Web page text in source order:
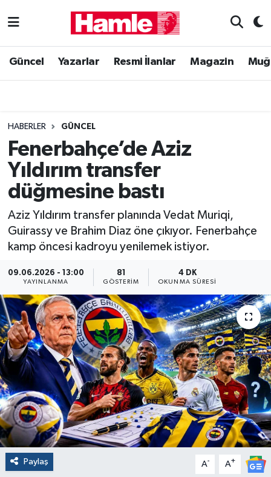
Güncel Yazarlar Resmi İlanlar Magazin
HABERLER GÜNCEL
Fenerbahçe’de Aziz
Yıldırım transfer
düğmesine bastı
Aziz Yıldırım transfer planında Vedat Muriqi,
Guirassy ve Brahim Diaz öne çıkıyor. Fenerbahçe
kamp öncesi kadroyu yenilemek istiyor.
09.06.2026 - 13:00
YAYINLANMA
81
GÖSTERIM
4 DK
OKUNMA SÜRESI
Paylaş A- A+
Güncel
Magazin
Muğla Haber
Siyaset
Muğla Nöbetçi Eczaneler
Muğla Trafik Yoğunluk Haritası
Süper Lig Puan Durumu ve Fikstür
Tüm Manşetler
Son Dakika Haberleri